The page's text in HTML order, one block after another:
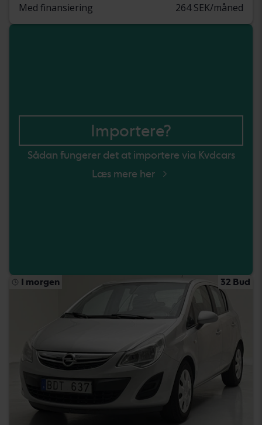
Med finansiering 264 SEK/måned
Importere?
Sådan fungerer det at importere via Kvdcars
Læs mere her
I morgen 32 Bud